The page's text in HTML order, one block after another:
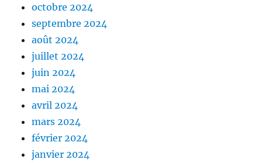
octobre 2024
septembre 2024
août 2024
juillet 2024
juin 2024
mai 2024
avril 2024
mars 2024
février 2024
janvier 2024